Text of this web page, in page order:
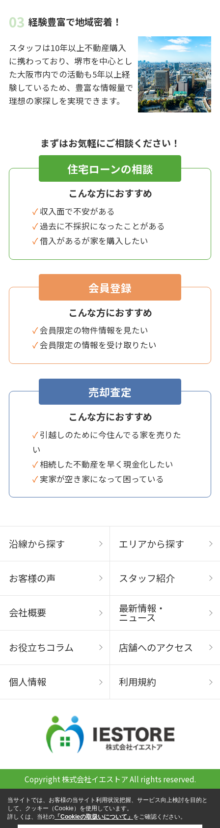
経験豊富で地域密着！
スタッフは10年以上不動産購入
に携わっており、堺市を中心とし
た大阪市内での活動も5年以上経
験しているため、豊富な情報量で
理想の家探しを実現できます。
まずはお気軽にご相談ください！
住宅ローンの相談
こんな方におすすめ
✓ 収入面で不安がある
✓ 過去に不採択になったことがある
✓ 借入があるが家を購入したい
会員登録
こんな方におすすめ
✓ 会員限定の物件情報を見たい
✓ 会員限定の情報を受け取りたい
売却査定
こんな方におすすめ
✓ 引越しのために今住んでる家を売りた
い
✓ 相続した不動産を早く現金化したい
✓ 実家が空き家になって困っている
沿線から探す エリアから探す
お客様の声 スタッフ紹介
会社概要 最新情報・
ニュース
お役立ちコラム 店舗へのアクセス
個人情報 利用規約
Copyright 株式会社イエストア All rights reserved.
当サイトでは、お客様の当サイト利用状況把握、サービス向上検討を目的と
して、クッキー（Cookie）を使用しています。
詳しくは、当社の 「Cookieの取扱いについて」 をご確認ください。